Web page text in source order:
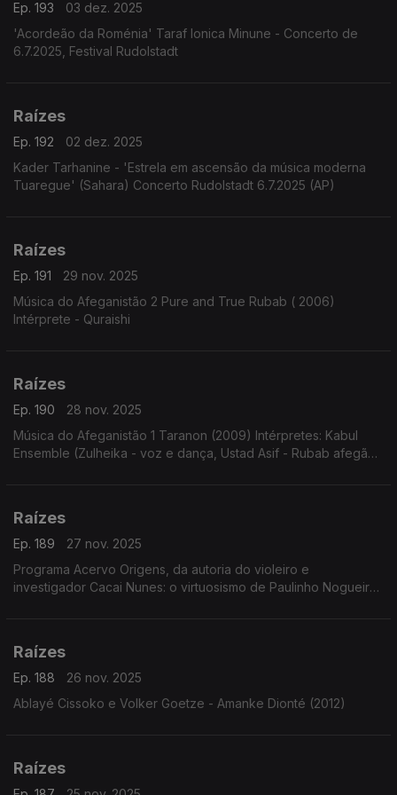
Ep. 193
03 dez. 2025
'Acordeão da Roménia' Taraf Ionica Minune - Concerto de
6.7.2025, Festival Rudolstadt
Raízes
Ep. 192
02 dez. 2025
Kader Tarhanine - 'Estrela em ascensão da música moderna
Tuaregue' (Sahara) Concerto Rudolstadt 6.7.2025 (AP)
Raízes
Ep. 191
29 nov. 2025
Música do Afeganistão 2 Pure and True Rubab ( 2006)
Intérprete - Quraishi
Raízes
Ep. 190
28 nov. 2025
Música do Afeganistão 1 Taranon (2009) Intérpretes: Kabul
Ensemble (Zulheika - voz e dança, Ustad Asif - Rubab afegão,
Raízes
Ep. 189
27 nov. 2025
Programa Acervo Origens, da autoria do violeiro e
investigador Cacai Nunes: o virtuosismo de Paulinho Nogueira,
Raízes
Ep. 188
26 nov. 2025
Ablayé Cissoko e Volker Goetze - Amanke Dionté (2012)
Raízes